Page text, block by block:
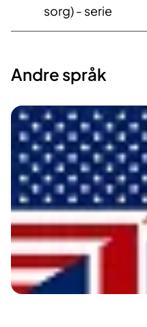
sorg) - serie
Andre språk